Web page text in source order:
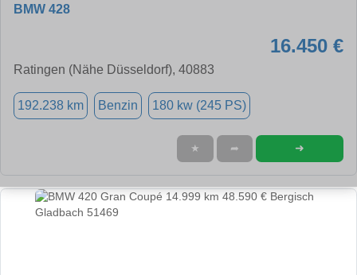
BMW 428
16.450 €
Ratingen (Nähe Düsseldorf), 40883
192.238 km Benzin 180 kw (245 PS)
★ ➦ ➜